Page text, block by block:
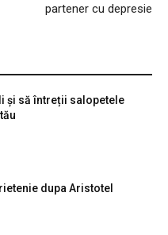
partener cu depresie
și să întreții salopetele
dupa Aristotel